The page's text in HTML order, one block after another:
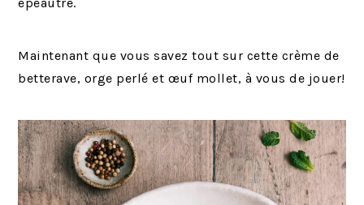
Maintenant que vous savez tout sur cette crème de
betterave, orge perlé et œuf mollet, à vous de jouer!